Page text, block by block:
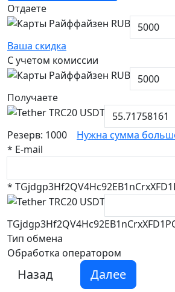
Отдаете
Ваша скидка
С учетом комиссии
Получаете
Резерв: 1000
Нужна сумма
* E-mail
*
Тип обмена
Обработка оператором
Назад Далее